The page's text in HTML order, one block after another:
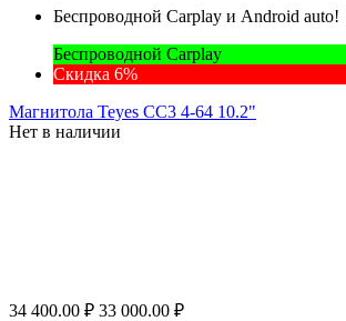
Беспроводной Carplay и Android auto!
Беспроводной Carplay
Скидка 6%
Магнитола Teyes CC3 4-64 10.2"
Нет в наличии
34 400.00 ₽ 33 000.00 ₽